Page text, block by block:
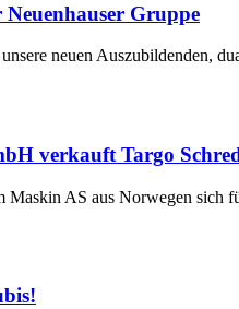
Gruppe
neuen Auszubildenden,
verkauft Targo
Maskin AS aus Norwegen sich